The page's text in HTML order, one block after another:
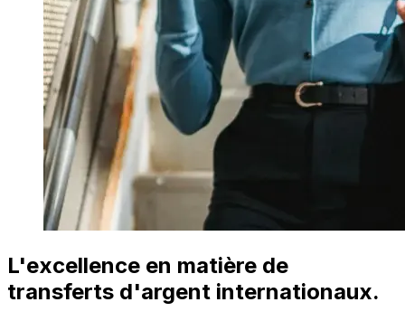
L'excellence en matière de
transferts d'argent internationaux.